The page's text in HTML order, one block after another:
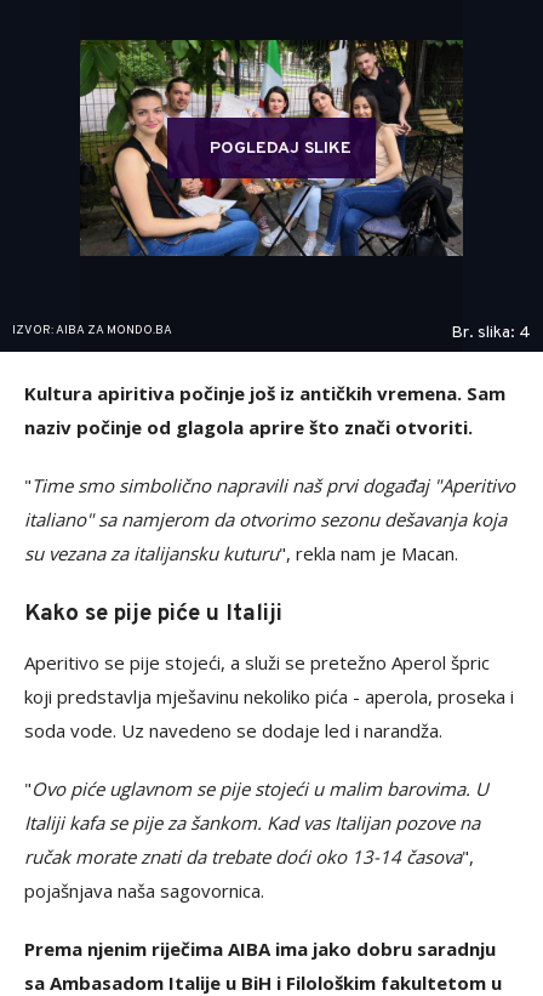
POGLEDAJ SLIKE
IZVOR: AIBA ZA MONDO.BA Br. slika: 4
Kultura apiritiva počinje još iz antičkih vremena. Sam
naziv počinje od glagola aprire što znači otvoriti.
"Time smo simbolično napravili naš prvi događaj "Aperitivo
italiano" sa namjerom da otvorimo sezonu dešavanja koja
su vezana za italijansku kuturu", rekla nam je Macan.
Kako se pije piće u Italiji
Aperitivo se pije stojeći, a služi se pretežno Aperol špric
koji predstavlja mješavinu nekoliko pića - aperola, proseka i
soda vode. Uz navedeno se dodaje led i narandža.
"Ovo piće uglavnom se pije stojeći u malim barovima. U
Italiji kafa se pije za šankom. Kad vas Italijan pozove na
ručak morate znati da trebate doći oko 13-14 časova",
pojašnjava naša sagovornica.
Prema njenim riječima AIBA ima jako dobru saradnju
sa Ambasadom Italije u BiH i Filološkim fakultetom u